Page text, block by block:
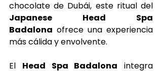
Japanese Head Spa
Badalona ofrece una experiencia
más cálida y envolvente.
El Head Spa Badalona integra